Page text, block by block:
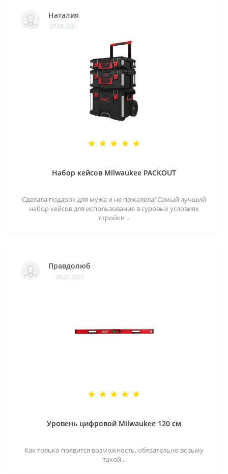
Наталия
27.08.2021
Набор кейсов Milwaukee PACKOUT
Сделала подарок для мужа и не пожалела! Самый лучший
набор кейсов для использования в суровых условиях
стройки ..
Правдолюб
06.07.2021
Уровень цифровой Milwaukee 120 см
Как только появится возможность, обязательно возьму
такой...